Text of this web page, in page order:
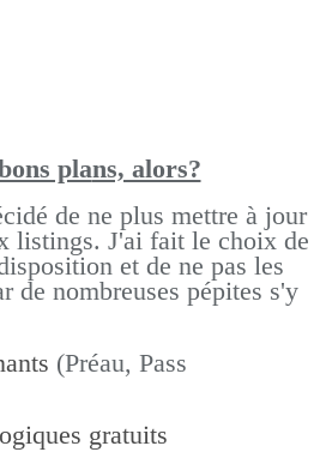
plans, alors?
de ne plus mettre à jour
listings. J'ai fait le choix de
et de ne pas les
de nombreuses pépites s'y
(Préau, Pass
gratuits